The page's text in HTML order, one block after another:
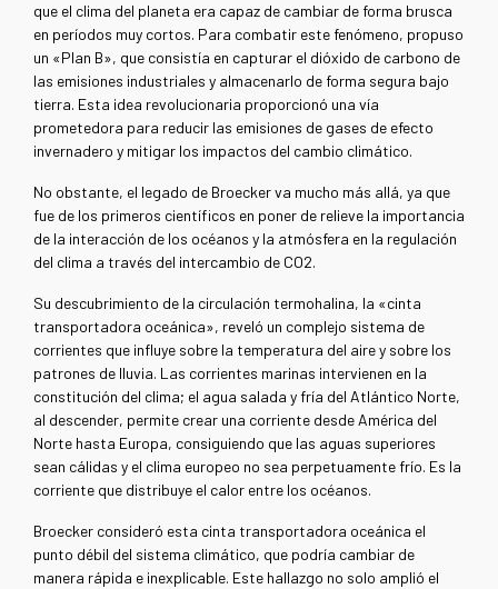
que el clima del planeta era capaz de cambiar de forma brusca
en períodos muy cortos. Para combatir este fenómeno, propuso
un «Plan B», que consistía en capturar el dióxido de carbono de
las emisiones industriales y almacenarlo de forma segura bajo
tierra. Esta idea revolucionaria proporcionó una vía
prometedora para reducir las emisiones de gases de efecto
invernadero y mitigar los impactos del cambio climático.
No obstante, el legado de Broecker va mucho más allá, ya que
fue de los primeros científicos en poner de relieve la importancia
de la interacción de los océanos y la atmósfera en la regulación
del clima a través del intercambio de CO2.
Su descubrimiento de la circulación termohalina, la «cinta
transportadora oceánica», reveló un complejo sistema de
corrientes que influye sobre la temperatura del aire y sobre los
patrones de lluvia. Las corrientes marinas intervienen en la
constitución del clima; el agua salada y fría del Atlántico Norte,
al descender, permite crear una corriente desde América del
Norte hasta Europa, consiguiendo que las aguas superiores
sean cálidas y el clima europeo no sea perpetuamente frío. Es la
corriente que distribuye el calor entre los océanos.
Broecker consideró esta cinta transportadora oceánica el
punto débil del sistema climático, que podría cambiar de
manera rápida e inexplicable. Este hallazgo no solo amplió el